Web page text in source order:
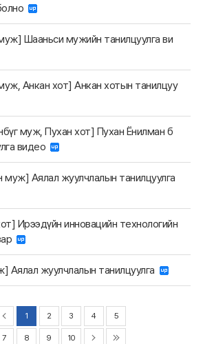
Шааньси мужийн танилцуулга ви
Анкан хот] Анкан хотын танилцуу
муж, Пухан хот] Пухан Ёнилман б
видео
муж] Аялал жуулчлалын танилцуулга
Ирээдүйн инновацийн технологийн
Аялал жуулчлалын танилцуулга
1 2 3 4 5
7 8 9 10